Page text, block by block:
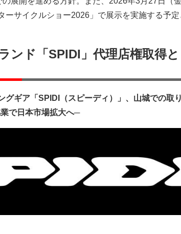
ーサイクルショー2026」で展示を実施する予
ンド「SPIDI」代理店権取得
グギア「SPIDI（スピーディ）」、山城での取
で日本市場拡大へ─